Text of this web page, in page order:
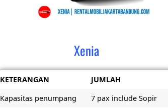
Xenia
KETERANGAN
JUMLAH
Kapasitas penumpang
7 pax include Sopir